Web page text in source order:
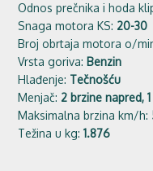
Odnos prečnika i hoda
Snaga motora KS: 20-30
Broj obrtaja motora o/
Vrsta goriva: Benzin
Hlađenje: Tečnošću
Menjač: 2 brzine napred,
Maksimalna brzina km/h:
Težina u kg:1.876